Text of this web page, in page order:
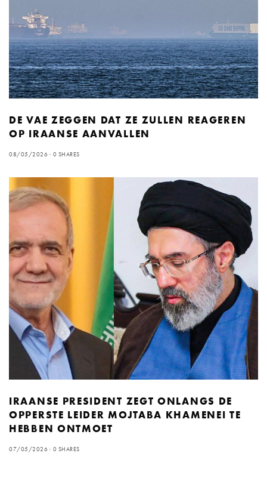
DE VAE ZEGGEN DAT ZE ZULLEN REAGEREN
OP IRAANSE AANVALLEN
08/05/2026 0 SHARES
IRAANSE PRESIDENT ZEGT ONLANGS DE
OPPERSTE LEIDER MOJTABA KHAMENEI TE
HEBBEN ONTMOET
07/05/2026 0 SHARES